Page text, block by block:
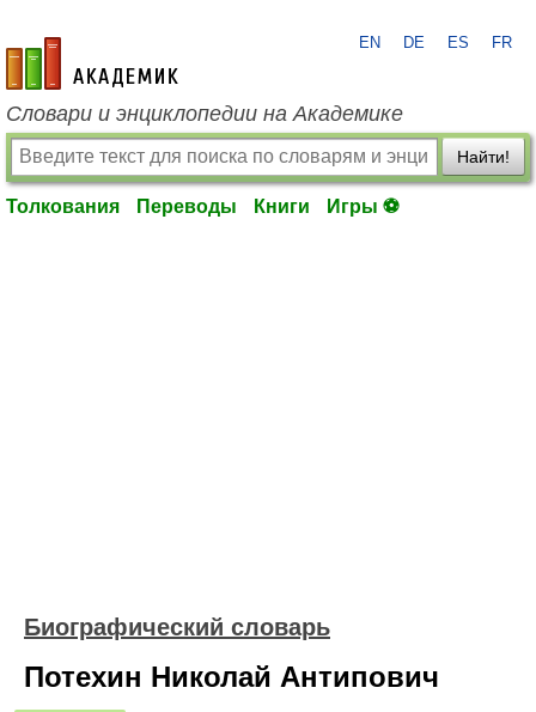
academic.ru
EN DE ES FR
Словари и энциклопедии на Академике
Найти!
Толкования Переводы Книги Игры ⚽
Биографический словарь
Потехин Николай Антипович